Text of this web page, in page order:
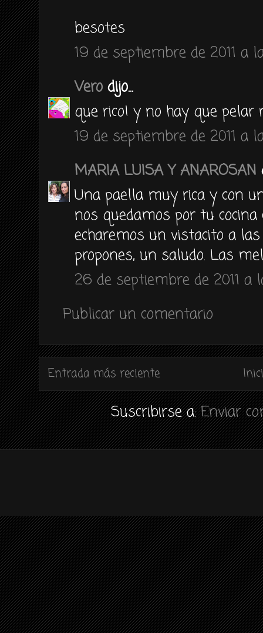
besotes
19 de septiembre de 2011 a
Vero dijo...
que rico! y no hay que pelar
19 de septiembre de 2011 a
MARIA LUISA Y ANAROSAN
Una paella muy rica y con
nos quedamos por tu
echaremos un vistacito a
propones, un saludo. Las
26 de septiembre de 2011 a
Publicar un comentario
Entrada más reciente
Suscribirse a:Enviar